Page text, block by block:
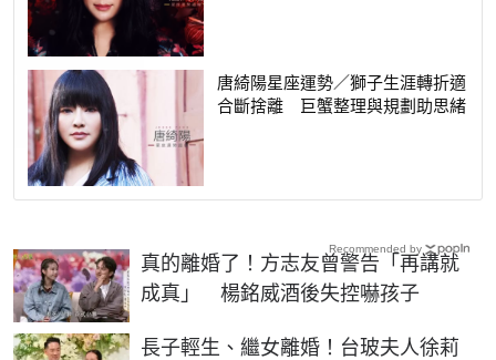
唐綺陽星座運勢／獅子生涯轉折適
合斷捨離 巨蟹整理與規劃助思緒
真的離婚了！方志友曾警告「再講就
成真」 楊銘威酒後失控嚇孩子
長子輕生、繼女離婚！台玻夫人徐莉
Recommended by